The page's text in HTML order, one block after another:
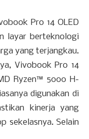
Pro 14 OLED
layar berteknologi
yang terjangkau.
Vivobook Pro 14
Ryzen™ 5000 H-
digunakan di
kinerja yang
sekelasnya. Selain